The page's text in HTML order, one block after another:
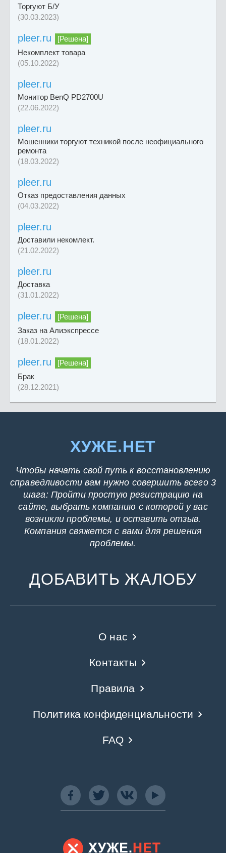
Торгуют Б/У
(30.03.2023)
pleer.ru
[Решена]
Некомплект товара
(05.10.2022)
pleer.ru
Монитор BenQ PD2700U
(22.06.2022)
pleer.ru
Мошенники торгуют техникой после неофициального
ремонта
(18.03.2022)
pleer.ru
Отказ предоставления данных
(04.03.2022)
pleer.ru
Доставили некомлект.
(21.02.2022)
pleer.ru
Доставка
(31.01.2022)
pleer.ru
[Решена]
Заказ на Алиэкспрессе
(18.01.2022)
pleer.ru
[Решена]
Брак
(28.12.2021)
ХУЖЕ.НЕТ
Чтобы начать свой путь к восстановлению
справедливости вам нужно совершить всего 3
шага: Пройти простую регистрацию на
сайте, выбрать компанию с которой у вас
возникли проблемы, и оставить отзыв.
Компания свяжется с вами для решения
проблемы.
ДОБАВИТЬ ЖАЛОБУ
О нас
Контакты
Правила
Политика конфиденциальности
FAQ